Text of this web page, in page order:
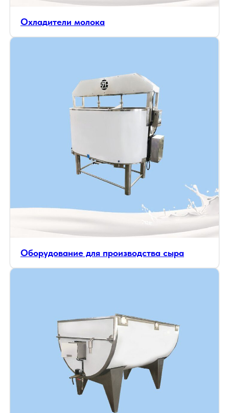
Охладители молока
Оборудование для производства сыра